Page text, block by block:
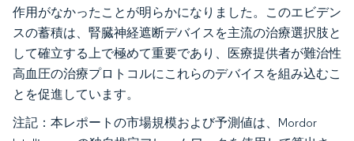
作用がなかったことが明らかになりました。このエビデン
スの蓄積は、腎臓神経遮断デバイスを主流の治療選択肢と
して確立する上で極めて重要であり、医療提供者が難治性
高血圧の治療プロトコルにこれらのデバイスを組み込むこ
とを促進しています。
注記：本レポートの市場規模および予測値は、Mordor